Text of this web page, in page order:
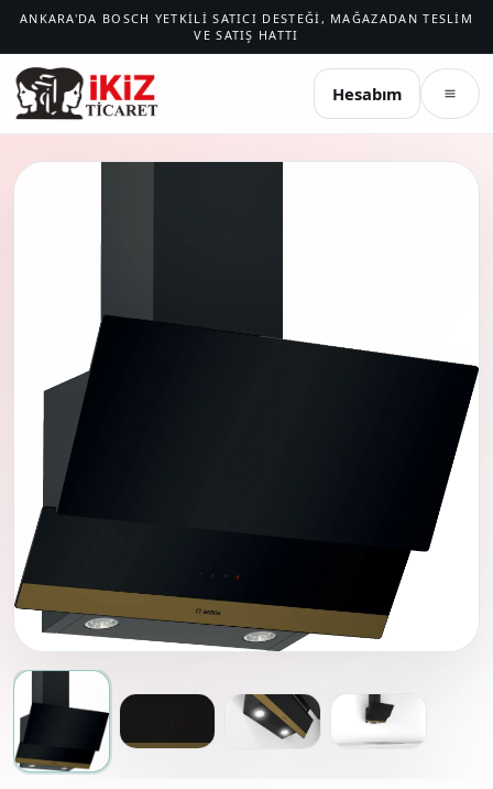
ANKARA'DA BOSCH YETKILI SATICI DESTEĞI, MAĞAZADAN TESLIM
VE SATIŞ HATTI
İKIZ TICARET
Hesabım